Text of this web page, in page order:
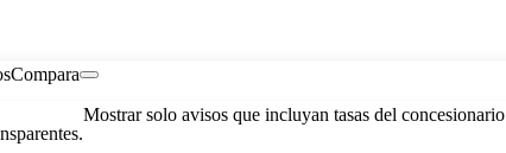
Compara
Mostrar solo avisos que incluyan tasas del concesionario